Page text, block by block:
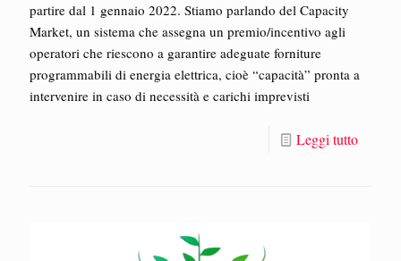
partire dal 1 gennaio 2022. Stiamo parlando del Capacity
Market, un sistema che assegna un premio/incentivo agli
operatori che riescono a garantire adeguate forniture
programmabili di energia elettrica, cioè “capacità” pronta a
intervenire in caso di necessità e carichi imprevisti
Leggi tutto